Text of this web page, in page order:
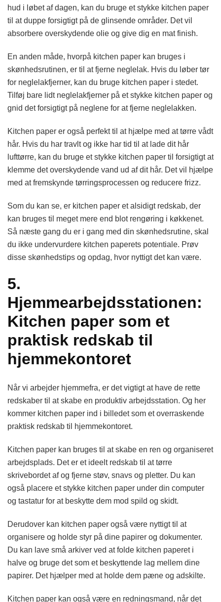
hud i løbet af dagen, kan du bruge et stykke kitchen paper
til at duppe forsigtigt på de glinsende områder. Det vil
absorbere overskydende olie og give dig en mat finish.
En anden måde, hvorpå kitchen paper kan bruges i
skønhedsrutinen, er til at fjerne neglelak. Hvis du løber tør
for neglelakfjerner, kan du bruge kitchen paper i stedet.
Tilføj bare lidt neglelakfjerner på et stykke kitchen paper og
gnid det forsigtigt på neglene for at fjerne neglelakken.
Kitchen paper er også perfekt til at hjælpe med at tørre vådt
hår. Hvis du har travlt og ikke har tid til at lade dit hår
lufttørre, kan du bruge et stykke kitchen paper til forsigtigt at
klemme det overskydende vand ud af dit hår. Det vil hjælpe
med at fremskynde tørringsprocessen og reducere frizz.
Som du kan se, er kitchen paper et alsidigt redskab, der
kan bruges til meget mere end blot rengøring i køkkenet.
Så næste gang du er i gang med din skønhedsrutine, skal
du ikke undervurdere kitchen paperets potentiale. Prøv
disse skønhedstips og opdag, hvor nyttigt det kan være.
5.
Hjemmearbejdsstationen:
Kitchen paper som et
praktisk redskab til
hjemmekontoret
Når vi arbejder hjemmefra, er det vigtigt at have de rette
redskaber til at skabe en produktiv arbejdsstation. Og her
kommer kitchen paper ind i billedet som et overraskende
praktisk redskab til hjemmekontoret.
Kitchen paper kan bruges til at skabe en ren og organiseret
arbejdsplads. Det er et ideelt redskab til at tørre
skrivebordet af og fjerne støv, snavs og pletter. Du kan
også placere et stykke kitchen paper under din computer
og tastatur for at beskytte dem mod spild og skidt.
Derudover kan kitchen paper også være nyttigt til at
organisere og holde styr på dine papirer og dokumenter.
Du kan lave små arkiver ved at folde kitchen paperet i
halve og bruge det som et beskyttende lag mellem dine
papirer. Det hjælper med at holde dem pæne og adskilte.
Kitchen paper kan også være en redningsmand, når det